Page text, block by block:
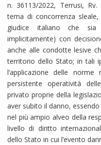
n. 36113/2022, Terrusi,
tema di concorrenza
giudice italiano che
implicitamente) con
anche alle condotte lesive
territorio dello Stato; in tali
l’applicazione delle
persistente operatività
privato proprie della
aver subito il danno,
nel più ampio alveo della
livello di diritto
dello Stato in cui l’evento